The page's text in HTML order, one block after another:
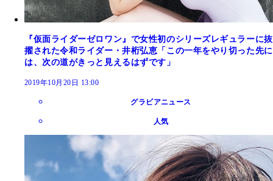
『仮面ライダーゼロワン』で女性初のシリーズレギュラーに抜
擢された令和ライダー・井桁弘恵「この一年をやり切った先に
は、次の道がきっと見えるはずです」
2019年10月20日 13:00
グラビアニュース
人気